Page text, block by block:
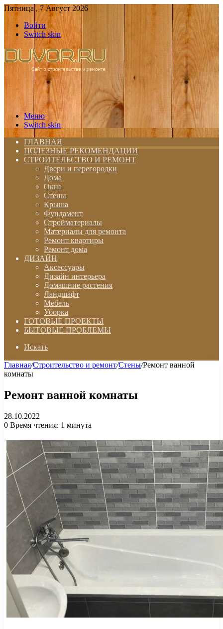
Пятница , 7 Август 2026
Войти
Switch skin
Меню
Switch skin
ГЛАВНАЯ
ПОЛЕЗНЫЕ РЕКОМЕНДАЦИИ
СТРОИТЕЛЬСТВО И РЕМОНТ
Двери и перегородки
Дома
Окна
Стены
Крыша
Фундамент
Стройматериалы
Материалы для ремонта
Ремонт квартиры
Ремонт дома
ДИЗАЙН
Аксессуары
Дизайн интерьера
Домашние растения
Ландшафт
Мебель
Уборка
ГОТОВЫЕ ПРОЕКТЫ
БЫТОВЫЕ ПРОБЛЕМЫ
Искать
Главная/Строительство и ремонт/Стены/Ремонт ванной
комнаты
Ремонт ванной комнаты
28.10.2022
0 Время чтения: 1 минута